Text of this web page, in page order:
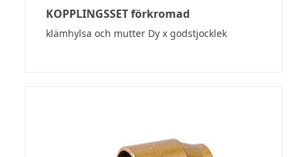
KOPPLINGSSET förkromad
klämhylsa och mutter Dy x godstjocklek